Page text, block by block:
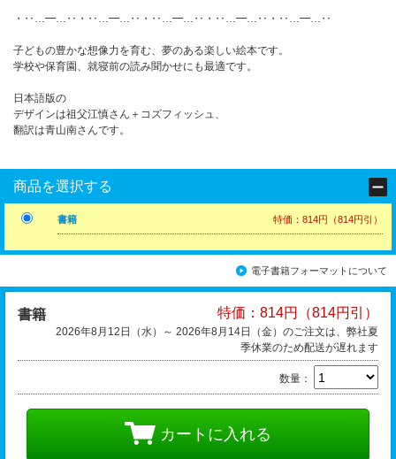
・‥…━…‥・‥…━…‥・‥…━…‥・‥…━…‥・‥…━…‥
子どもの豊かな想像力を育む、夢のある楽しい絵本です。
学校や保育園、就寝前の読み聞かせにも最適です。
日本語版の
デザインは祖父江慎さん＋コズフィッシュ、
翻訳は青山南さんです。
商品を選択する
書籍 特価：814円（814円引）
電子書籍フォーマットについて
書籍 特価：814円（814円引）
2026年8月12日（水）～ 2026年8月14日（金）のご注文は、弊社夏
季休業のため配送が遅れます
数量：
カートに入れる